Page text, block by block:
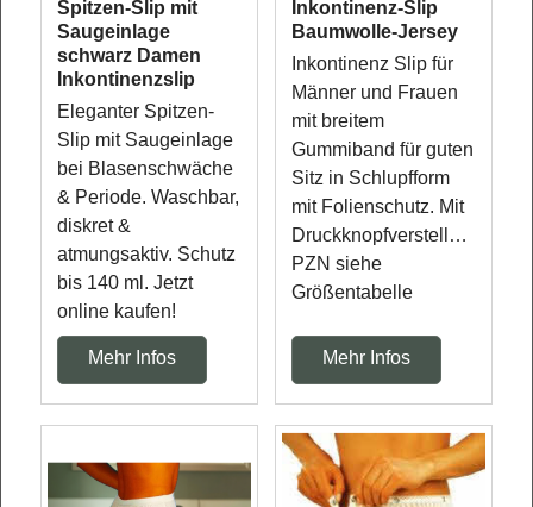
Spitzen-Slip mit
Saugeinlage
schwarz Damen
Inkontinenzslip
Eleganter Spitzen-
Slip mit Saugeinlage
bei Blasenschwäche
& Periode. Waschbar,
diskret &
atmungsaktiv. Schutz
bis 140 ml. Jetzt
online kaufen!
Mehr Infos
Inkontinenz-Slip
Baumwolle-Jersey
Inkontinenz Slip für
Männer und Frauen
mit breitem
Gummiband für guten
Sitz in Schlupfform
mit Folienschutz. Mit
Druckknopfverstellung.
PZN siehe
Größentabelle
Mehr Infos